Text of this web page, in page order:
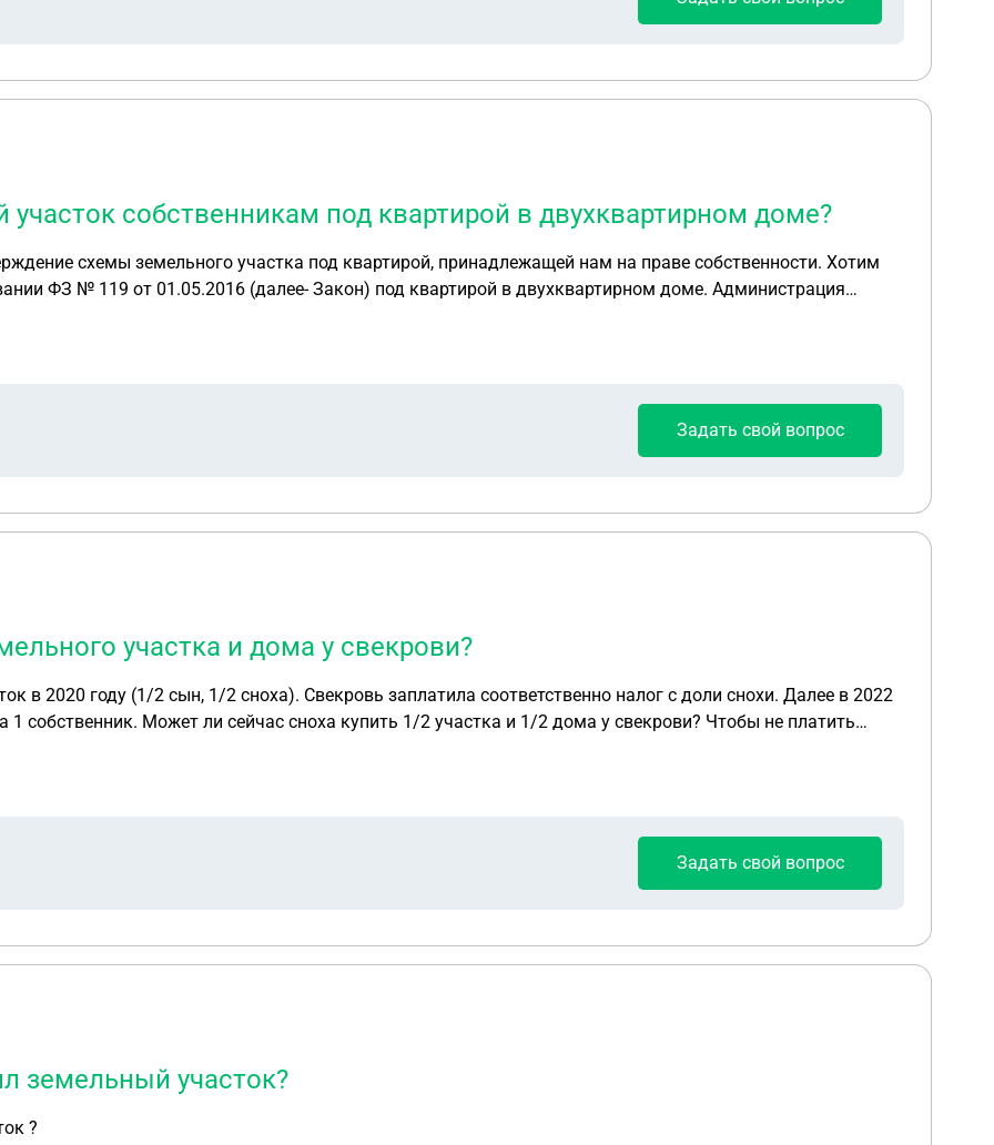
собственникам под квартирой в двухквартирном доме?
схемы земельного участка под квартирой, принадлежащей нам на праве собственности. Хотим
№ 119 от 01.05.2016 (далее- Закон) под квартирой в двухквартирном доме. Администрация
считаем, что ЗУ может быть нам предоставлен на основании п.
Задать свой вопрос
участка и дома у свекрови?
в 2020 году (1/2 сын, 1/2 сноха). Свекровь заплатила соответственно налог с доли снохи. Далее в 2022
собственник. Может ли сейчас сноха купить 1/2 участка и 1/2 дома у свекрови? Чтобы не платить
И какую пошлину
Задать свой вопрос
земельный участок?
?